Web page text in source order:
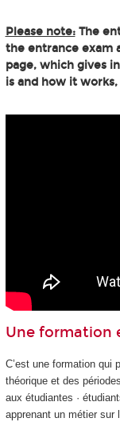
Please note:The
the entrance exam
page, which gives
is and how it
Une formation
C’est une formation qui
théorique et des
aux étudiantes ·
apprenant un métier sur